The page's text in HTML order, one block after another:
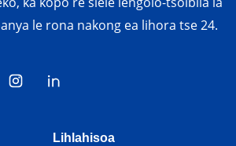
le rona nakong ea lihora tse 24.
Lihlahisoa